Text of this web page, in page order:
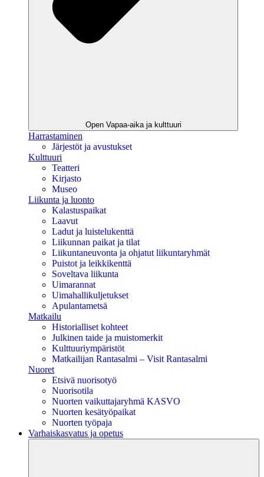
Open Vapaa-aika ja kulttuuri
Harrastaminen
Järjestöt ja avustukset
Kulttuuri
Teatteri
Kirjasto
Museo
Liikunta ja luonto
Kalastuspaikat
Laavut
Ladut ja luistelukenttä
Liikunnan paikat ja tilat
Liikuntaneuvonta ja ohjatut liikuntaryhmät
Puistot ja leikkikenttä
Soveltava liikunta
Uimarannat
Uimahallikuljetukset
Apulantametsä
Matkailu
Historialliset kohteet
Julkinen taide ja muistomerkit
Kulttuuriympäristöt
Matkailijan Rantasalmi – Visit Rantasalmi
Nuoret
Etsivä nuorisotyö
Nuorisotila
Nuorten vaikuttajaryhmä KASVO
Nuorten kesätyöpaikat
Nuorten työpaja
Varhaiskasvatus ja opetus